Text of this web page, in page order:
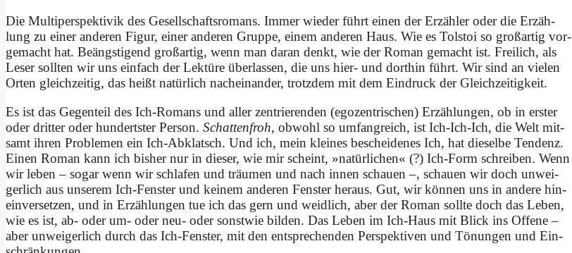
Die Mul­ti­per­spek­ti­vik des Ge­sell­schafts­ro­mans. Im­mer wie­der führt ei­nen der Er­zäh­ler oder die Er­zäh­
lung zu ei­ner an­de­ren Fi­gur, ei­ner an­de­ren Grup­pe, ei­nem an­de­ren Haus. Wie es Tol­stoi so groß­ar­tig vor­
ge­macht hat. Be­äng­sti­gend groß­ar­tig, wenn man dar­an denkt, wie der Ro­man ge­macht ist. Frei­lich, als
Le­ser soll­ten wir uns ein­fach der Lek­tü­re über­las­sen, die uns hier- und dort­hin führt. Wir sind an vie­len
Or­ten gleich­zei­tig, das heißt na­tür­lich nach­ein­an­der, trotz­dem mit dem Ein­druck der Gleich­zei­tig­keit.
Es ist das Ge­gen­teil des Ich-Ro­mans und al­ler zen­trie­ren­den (ego­zen­tri­schen) Er­zäh­lun­gen, ob in er­ster
oder drit­ter oder hun­dert­ster Per­son. Schat­ten­froh, ob­wohl so um­fang­reich, ist Ich-Ich-Ich, die Welt mit­
samt ih­ren Pro­ble­men ein Ich-Ab­klatsch. Und ich, mein klei­nes be­schei­de­nes Ich, hat die­sel­be Ten­denz.
Ei­nen Ro­man kann ich bis­her nur in die­ser, wie mir scheint, »na­tür­li­chen« (?) Ich-Form schrei­ben. Wenn
wir le­ben – so­gar wenn wir schla­fen und träu­men und nach in­nen schau­en –, schau­en wir doch un­wei­
ger­lich aus un­se­rem Ich-Fen­ster und kei­nem an­de­ren Fen­ster her­aus. Gut, wir kön­nen uns in an­de­re hin­
ein­ver­set­zen, und in Er­zäh­lun­gen tue ich das gern und weid­lich, aber der Ro­man soll­te doch das Le­ben,
wie es ist, ab- oder um- oder neu- oder sonst­wie bil­den. Das Le­ben im Ich-Haus mit Blick ins Of­fe­ne –
aber un­wei­ger­lich durch das Ich-Fen­ster, mit den ent­spre­chen­den Per­spek­ti­ven und Tö­nun­gen und Ein­